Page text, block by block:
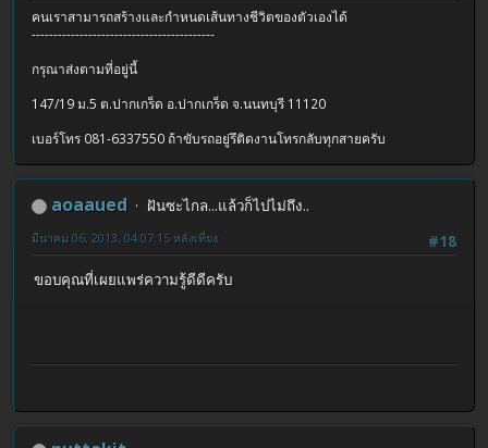
คนเราสามารถสร้างและกำหนดเส้นทางชีวิตของตัวเองได้
------------------------------------------
กรุณาส่งตามที่อยู่นี้
147/19 ม.5 ต.ปากเกร็ด อ.ปากเกร็ด จ.นนทบุรี 11120
เบอร์โทร 081-6337550 ถ้าขับรถอยู่รึติดงานโทรกลับทุกสายครับ
aoaaued
ฝันซะไกล...แล้วก็ไปไม่ถึง..
#18
มีนาคม 06, 2013, 04:07:15 หลังเที่ยง
ขอบคุณที่เผยแพร่ความรู้ดีดีครับ